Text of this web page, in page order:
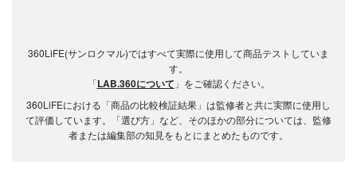
360LiFE(サンロクマル)ではすべて実際に使用して商品テストしていま
す。
「LAB.360について 」をご確認ください。
360LiFEにおける「商品の比較検証結果」は監修者と共に実際に使用し
て評価しています。「選び方」など、そのほかの部分については、監修
者または編集部の知見をもとにまとめたものです。